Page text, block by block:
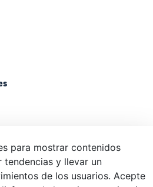
de Donostia / San Sebastián
Sebastián
para mostrar contenidos
tendencias y llevar un
de los usuarios. Acepte